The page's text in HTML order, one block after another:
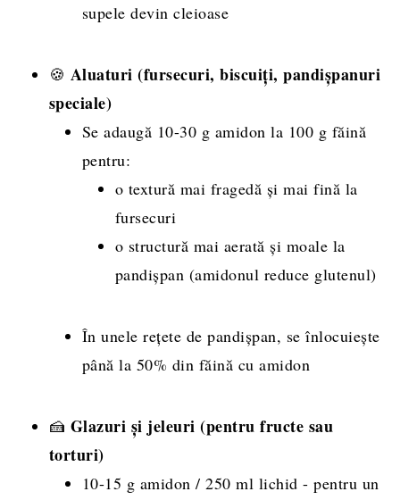
supele devin cleioase
🍪 Aluaturi (fursecuri, biscuiți, pandișpanuri
speciale)
Se adaugă 10-30 g amidon la 100 g făină
pentru:
o textură mai fragedă și mai fină la
fursecuri
o structură mai aerată și moale la
pandișpan (amidonul reduce glutenul)
În unele rețete de pandișpan, se înlocuiește
până la 50% din făină cu amidon
🍰 Glazuri și jeleuri (pentru fructe sau
torturi)
10-15 g amidon / 250 ml lichid - pentru un